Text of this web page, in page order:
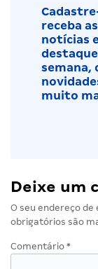
receba as
notícias
semana,
muito
Deixe um
O seu endereço
obrigatórios são
Comentário *